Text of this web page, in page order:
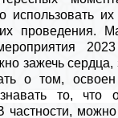
использовать
проведения.
зажечь сердца,
о том,
то, что
частности,